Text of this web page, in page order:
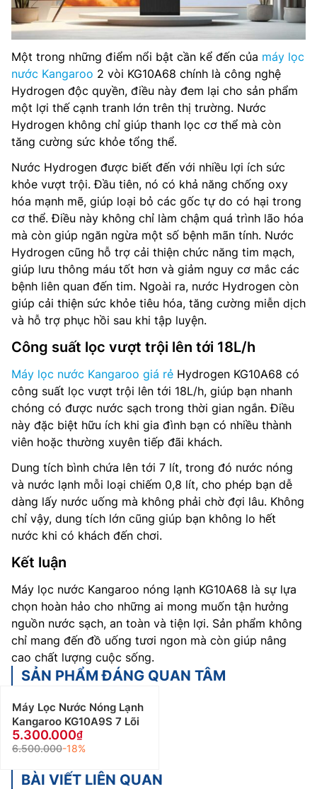
Một trong những điểm nổi bật cần kể đến của máy lọc
nước Kangaroo 2 vòi KG10A68 chính là công nghệ
Hydrogen độc quyền, điều này đem lại cho sản phẩm
một lợi thế cạnh tranh lớn trên thị trường. Nước
Hydrogen không chỉ giúp thanh lọc cơ thể mà còn
tăng cường sức khỏe tổng thể.
Nước Hydrogen được biết đến với nhiều lợi ích sức
khỏe vượt trội. Đầu tiên, nó có khả năng chống oxy
hóa mạnh mẽ, giúp loại bỏ các gốc tự do có hại trong
cơ thể. Điều này không chỉ làm chậm quá trình lão hóa
mà còn giúp ngăn ngừa một số bệnh mãn tính. Nước
Hydrogen cũng hỗ trợ cải thiện chức năng tim mạch,
giúp lưu thông máu tốt hơn và giảm nguy cơ mắc các
bệnh liên quan đến tim. Ngoài ra, nước Hydrogen còn
giúp cải thiện sức khỏe tiêu hóa, tăng cường miễn dịch
và hỗ trợ phục hồi sau khi tập luyện.
Công suất lọc vượt trội lên tới 18L/h
Máy lọc nước Kangaroo giá rẻ Hydrogen KG10A68 có
công suất lọc vượt trội lên tới 18L/h, giúp bạn nhanh
chóng có được nước sạch trong thời gian ngắn. Điều
này đặc biệt hữu ích khi gia đình bạn có nhiều thành
viên hoặc thường xuyên tiếp đãi khách.
Dung tích bình chứa lên tới 7 lít, trong đó nước nóng
và nước lạnh mỗi loại chiếm 0,8 lít, cho phép bạn dễ
dàng lấy nước uống mà không phải chờ đợi lâu. Không
chỉ vậy, dung tích lớn cũng giúp bạn không lo hết
nước khi có khách đến chơi.
Kết luận
Máy lọc nước Kangaroo nóng lạnh KG10A68 là sự lựa
chọn hoàn hảo cho những ai mong muốn tận hưởng
nguồn nước sạch, an toàn và tiện lợi. Sản phẩm không
chỉ mang đến đồ uống tươi ngon mà còn giúp nâng
cao chất lượng cuộc sống.
SẢN PHẨM ĐÁNG QUAN TÂM
Máy Lọc Nước Nóng Lạnh
Kangaroo KG10A9S 7 Lõi
5.300.000
6.500.000-18%
BÀI VIẾT LIÊN QUAN